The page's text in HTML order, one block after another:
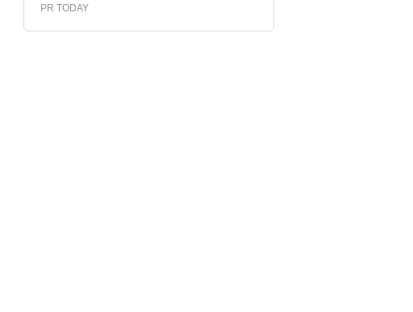
PR TODAY